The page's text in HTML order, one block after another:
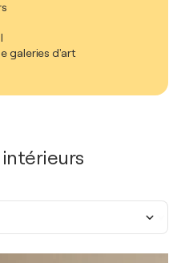
galeries d'art